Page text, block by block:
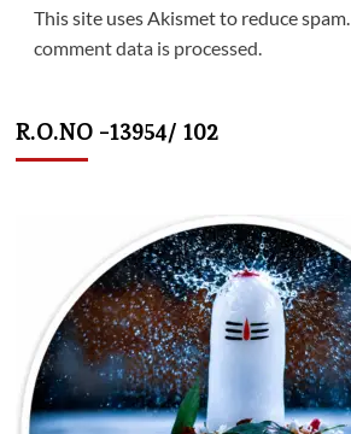
This site uses Akismet to reduce spam.
comment data is processed.
R.O.NO -13954/ 102